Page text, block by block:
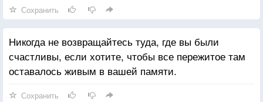
Сохранить
Никогда не возвращайтесь туда, где вы были
счастливы, если хотите, чтобы все пережитое там
оставалось живым в вашей памяти.
Сохранить